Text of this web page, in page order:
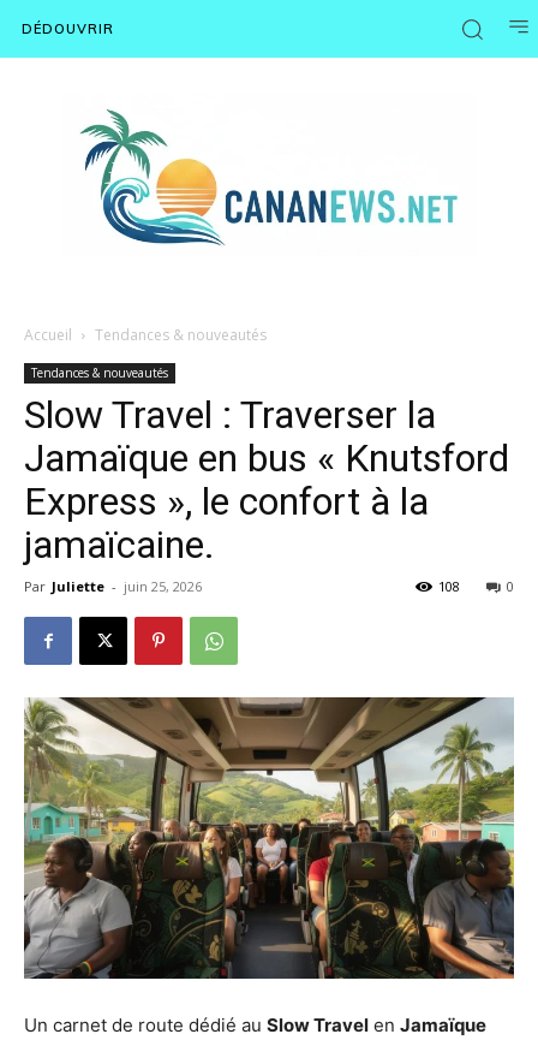
DÉDOUVRIR
Accueil Tendances & nouveautés
Tendances & nouveautés
Slow Travel : Traverser la
Jamaïque en bus « Knutsford
Express », le confort à la
jamaïcaine.
Par Juliette - juin 25, 2026 0
108
Un carnet de route dédié au Slow Travel en Jamaïque